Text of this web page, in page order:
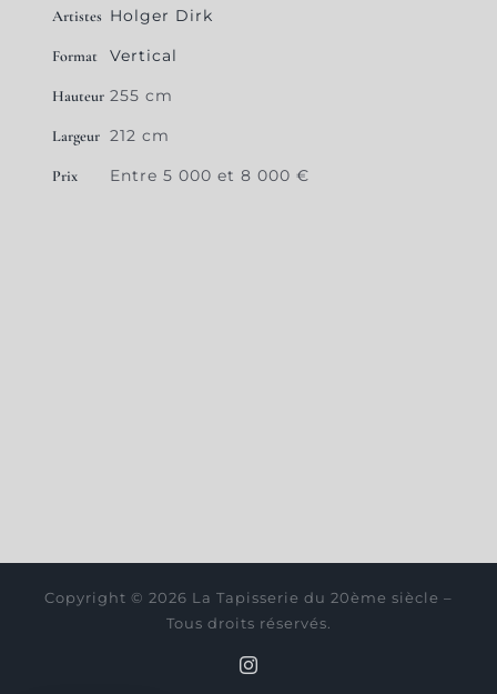
Artistes Holger Dirk
Format Vertical
Hauteur 255 cm
Largeur 212 cm
Prix Entre 5 000 et 8 000 €
Copyright © 2026 La Tapisserie du 20ème siècle –
Tous droits réservés.
Instagram